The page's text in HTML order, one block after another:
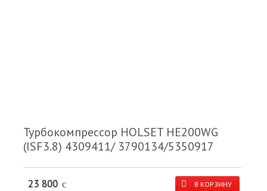
Турбокомпрессор HOLSET HE200WG
(ISF3.8) 4309411/ 3790134/5350917
23 800 c В КОРЗИНУ